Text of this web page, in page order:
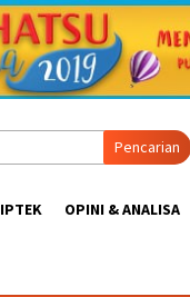
Pencarian
IPTEK OPINI & ANALISA